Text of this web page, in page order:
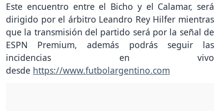
Este encuentro entre el Bicho y el Calamar, será
dirigido por el árbitro Leandro Rey Hilfer mientras
que la transmisión del partido será por la señal de
ESPN Premium, además podrás seguir las
incidencias en vivo
desde https://www.futbolargentino.com